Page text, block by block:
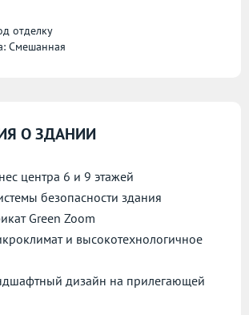
отделку
Смешанная
О ЗДАНИИ
центра 6 и 9 этажей
безопасности здания
Green Zoom
и высокотехнологичное
дизайн на прилегающей